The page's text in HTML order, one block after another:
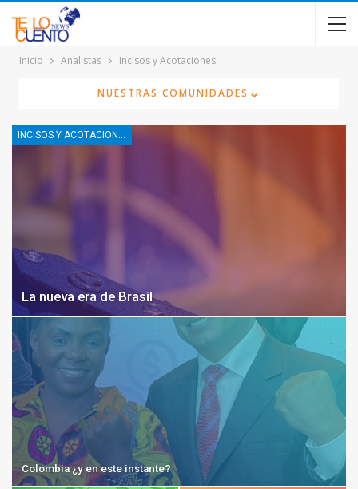
Inicio Analistas Incisos y Acotaciones
NUESTRAS COMUNIDADES ⌄
INCISOS Y ACOTACIONES
La nueva era de Brasil
Colombia ¿y en este instante?